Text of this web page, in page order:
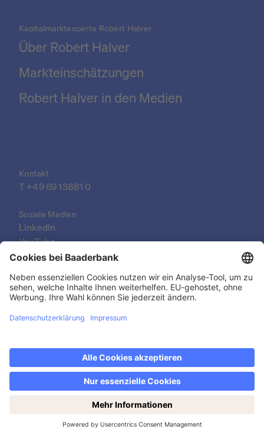
Kapitalmarktexperte Robert Halver
Über Robert Halver
Markteinschätzungen
Robert Halver in den Medien
Kontakt
T +49 69 13881 0
Soziale Medien
LinkedIn
YouTube
Rechtlicher Hinweis
Datenschutzerklärung